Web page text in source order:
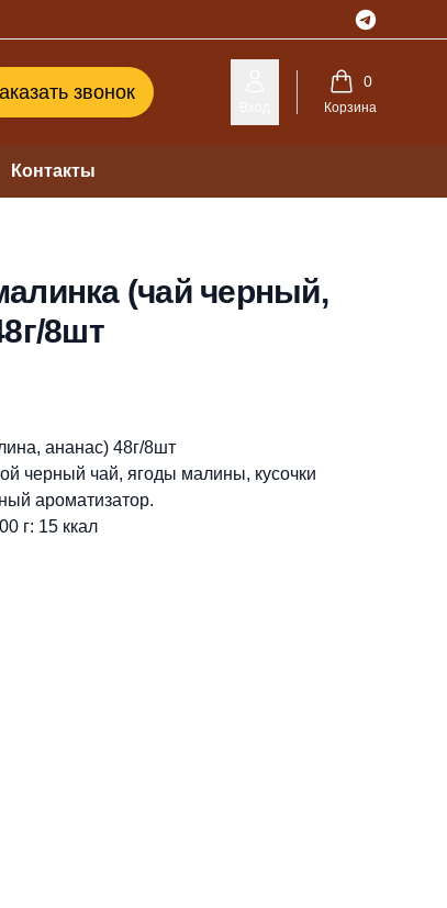
Telegram
звонок 0
Корзина
Контакты
(чай черный,
8шт
ананас) 48г/8шт
черный чай, ягоды малины, кусочки
ароматизатор.
г: 15 ккал